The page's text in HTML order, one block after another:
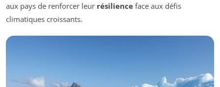
aux pays de renforcer leur résilience face aux défis
climatiques croissants.